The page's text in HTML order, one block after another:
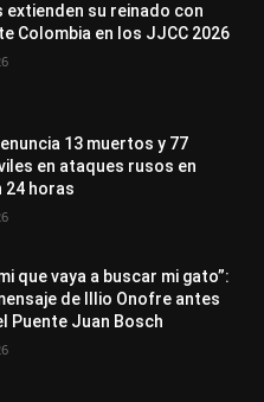
extienden su reinado con
Colombia en los JJCC 2026
13 muertos y 77
en ataques rusos en
24 horas
que vaya a buscar mi gato”:
de Illio Onofre antes
Puente Juan Bosch